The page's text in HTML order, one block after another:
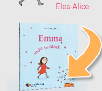
Elea-Alice